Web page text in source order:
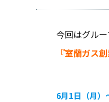
今回はグル
『室蘭ガス
6月1日（月）